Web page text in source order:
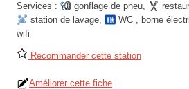
Services :
gonflage de pneu,
station de lavage, WC , borne
wifi
Recommander cette station
Améliorer cette fiche